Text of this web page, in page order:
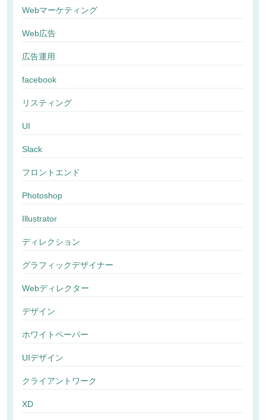
Webマーケティング
Web広告
広告運用
facebook
リスティング
UI
Slack
フロントエンド
Photoshop
Illustrator
ディレクション
グラフィックデザイナー
Webディレクター
デザイン
ホワイトペーパー
UIデザイン
クライアントワーク
XD